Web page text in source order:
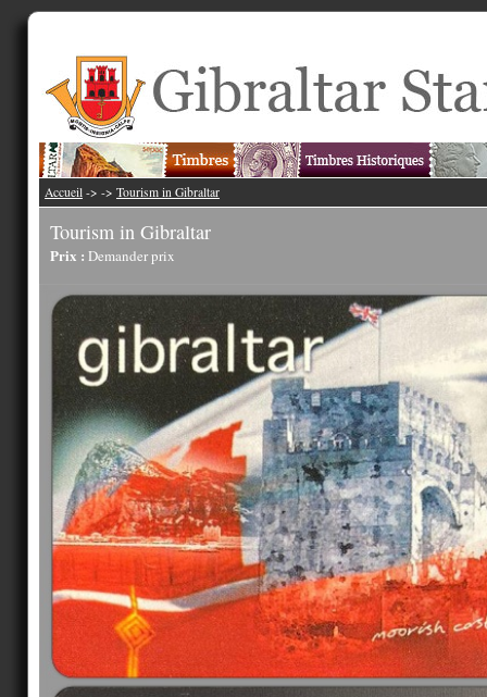
Accueil -> -> Tourism in Gibraltar
Tourism in Gibraltar
Prix : Demander prix